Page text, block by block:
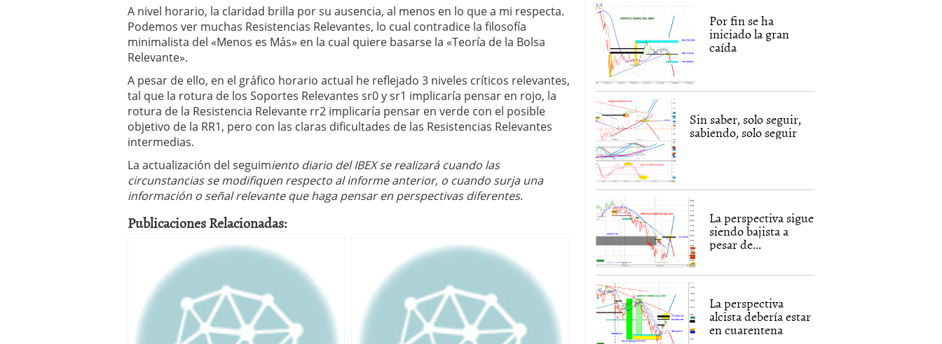
A nivel horario, la claridad brilla por su ausencia, al menos en lo que a mi respecta.
Podemos ver muchas Resistencias Relevantes, lo cual contradice la filosofía
minimalista del «Menos es Más» en la cual quiere basarse la «Teoría de la Bolsa
Relevante».
A pesar de ello, en el gráfico horario actual he reflejado 3 niveles críticos relevantes,
tal que la rotura de los Soportes Relevantes sr0 y sr1 implicaría pensar en rojo, la
rotura de la Resistencia Relevante rr2 implicaría pensar en verde con el posible
objetivo de la RR1, pero con las claras dificultades de las Resistencias Relevantes
intermedias.
La actualización del seguimiento diario del IBEX se realizará cuando las
circunstancias se modifiquen respecto al informe anterior, o cuando surja una
información o señal relevante que haga pensar en perspectivas diferentes.
Publicaciones Relacionadas:
Por fin se ha
iniciado la gran
caída
Sin saber, solo seguir,
sabiendo, solo seguir
La perspectiva sigue
siendo bajista a
pesar de...
La perspectiva
alcista debería estar
en cuarentena